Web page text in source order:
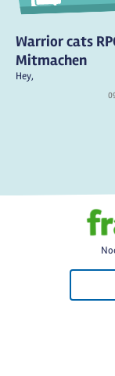
Warrior cats
Mitmachen
Hey,